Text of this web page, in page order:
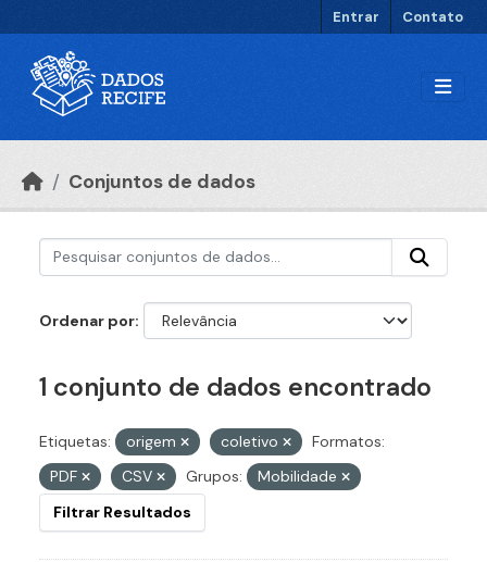
Entrar Contato
Conjuntos de dados
Ordenar por
1 conjunto de dados encontrado
Etiquetas: origem coletivo
Formatos:
PDF
CSV Grupos:
Mobilidade
Filtrar Resultados